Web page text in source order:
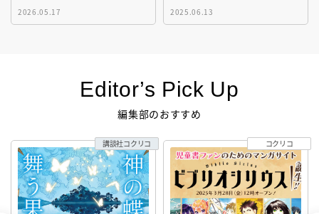
2026.05.17 2025.06.13
Editor’s Pick Up
編集部のおすすめ
講談社コクリコ コクリコ